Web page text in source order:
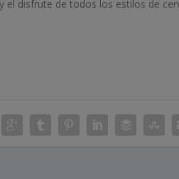
disfrute de todos los estilos de